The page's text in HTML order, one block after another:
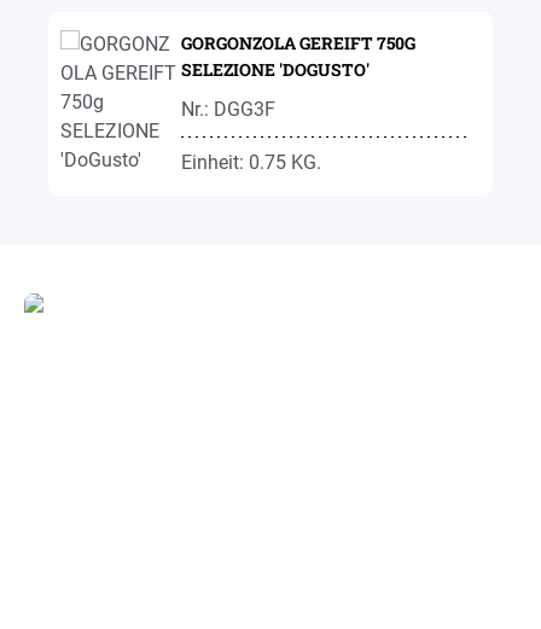
GORGONZOLA GEREIFT 750G
SELEZIONE 'DOGUSTO'
Nr.: DGG3F
Einheit: 0.75 KG.